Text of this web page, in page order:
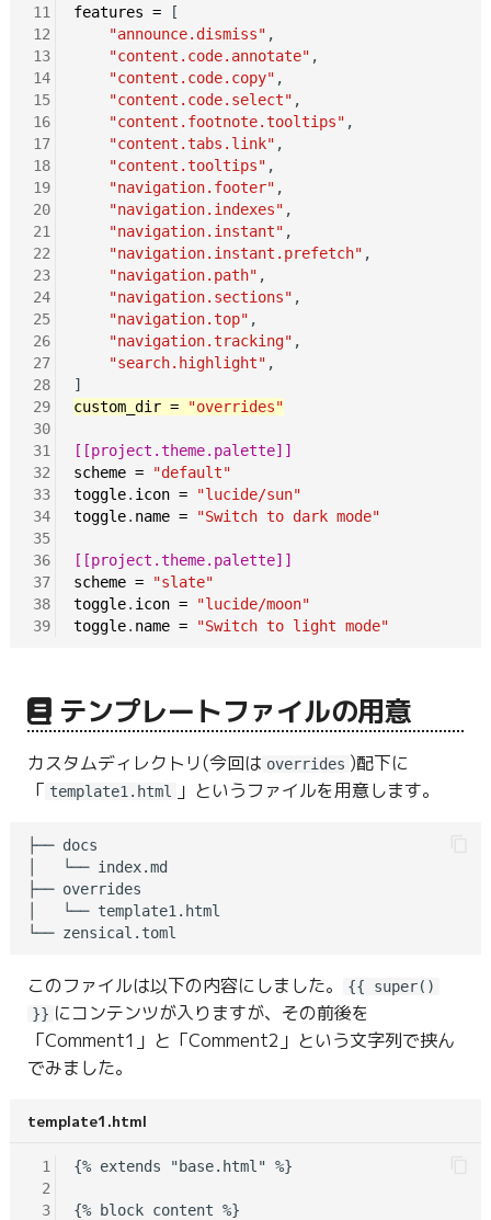
11
12
13
14
15
16
17
18
19
20
21
22
23
24
25
26
27
28
29
30
31
32
33
34
35
36
37
38
39
features = [
"announce.dismiss" ,
"content.code.annotate" ,
"content.code.copy" ,
"content.code.select" ,
"content.footnote.tooltips" ,
"content.tabs.link" ,
"content.tooltips" ,
"navigation.footer" ,
"navigation.indexes" ,
"navigation.instant" ,
"navigation.instant.prefetch" ,
"navigation.path" ,
"navigation.sections" ,
"navigation.top" ,
"navigation.tracking" ,
"search.highlight" ,
custom_dir = "overrides"
[[project.theme.palette]]
scheme =
"default"
toggle. icon =
"lucide/sun"
toggle. name = "Switch to dark mode"
[[project.theme.palette]]
scheme =
"slate"
toggle. icon =
"lucide/moon"
toggle. name = "Switch to light mode"
テンプレートファイルの用意
カスタムディレクトリ(今回は overrides )配下に
「 template1.html 」というファイルを用意します。
├── docs
│   └── index.md
├── overrides
│   └── template1.html
このファイルは以下の内容にしました。
{{ super()
}} にコンテンツが入りますが、その前後を
「Comment1」と「Comment2」という文字列で挟ん
でみました。
template1.html
1
2
3
{% extends "base.html" %}
{% block content %}